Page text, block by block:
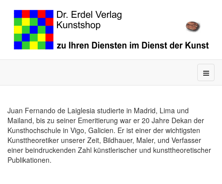
Juan Fernando de Laiglesia studierte in Madrid, Lima und
Mailand, bis zu seiner Emeritierung war er 20 Jahre Dekan der
Kunsthochschule in Vigo, Galicien. Er ist einer der wichtigsten
Kunsttheoretiker unserer Zeit, Bildhauer, Maler, und Verfasser
einer beindruckenden Zahl künstlerischer und kunsttheoretischer
Publikationen.